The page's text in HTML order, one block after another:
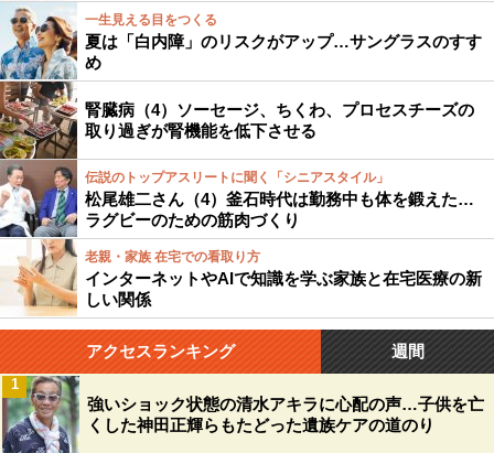
一生見える目をつくる
夏は「白内障」のリスクがアップ…サングラスのすす
め
腎臓病（4）ソーセージ、ちくわ、プロセスチーズの
取り過ぎが腎機能を低下させる
伝説のトップアスリートに聞く「シニアスタイル」
松尾雄二さん（4）釜石時代は勤務中も体を鍛えた…
ラグビーのための筋肉づくり
老親・家族 在宅での看取り方
インターネットやAIで知識を学ぶ家族と在宅医療の新
しい関係
アクセスランキング 週間
強いショック状態の清水アキラに心配の声…子供を亡
くした神田正輝らもたどった遺族ケアの道のり
1